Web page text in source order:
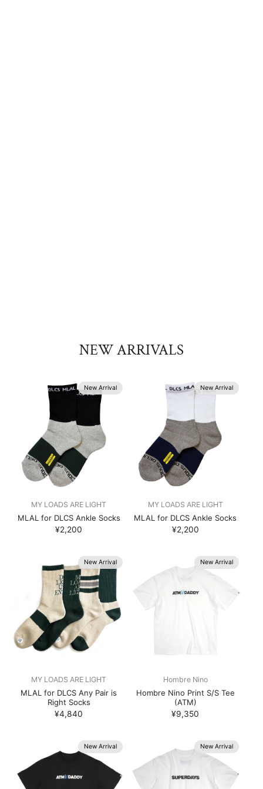
NEW ARRIVALS
New Arrival
MY LOADS ARE LIGHT
MLAL for DLCS Ankle Socks
¥2,200
New Arrival
MY LOADS ARE LIGHT
MLAL for DLCS Ankle Socks
¥2,200
New Arrival
MY LOADS ARE LIGHT
MLAL for DLCS Any Pair is
Right Socks
¥4,840
New Arrival
Hombre Nino
Hombre Nino Print S/S Tee
(ATM)
¥9,350
New Arrival New Arrival